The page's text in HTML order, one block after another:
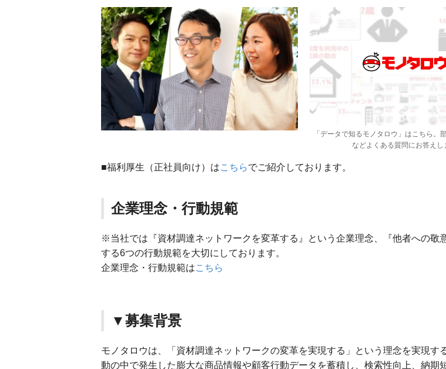
「データで知るモノタロウ」はこちら。
などよくある質問にお答えし
■福利厚生（正社員向け）はこちらでご紹介しております。
企業理念・行動規範
※当社では『資材調達ネットワークを変革する』という企業理念、『他者への敬
する6つの行動規範を大切にしております。
企業理念・行動規範はこちら
▼募集背景
モノタロウは、「資材調達ネットワークの変革を実現する」という理念を実現す
動の中で発生した膨大な商品情報や顧客行動データを蓄積し、検索性向上、納期